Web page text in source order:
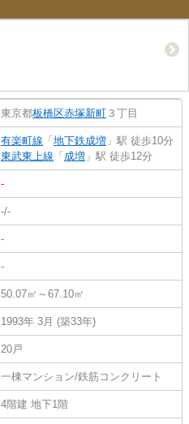
東京都板橋区赤塚新町 ３丁目
有楽町線 「地下鉄成増 」駅 徒歩10分
東武東上線 「成増 」駅 徒歩12分
-
-/-
-
-
50.07㎡～67.10㎡
1993年 3月 (築33年)
20戸
一棟マンション/鉄筋コンクリート
4階建 地下1階